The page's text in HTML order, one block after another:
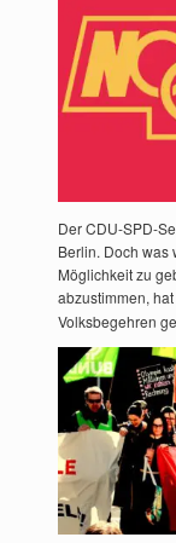
Der CDU-SPD-
Berlin. Doch was
Möglichkeit zu
abzustimmen,
Volksbegehren